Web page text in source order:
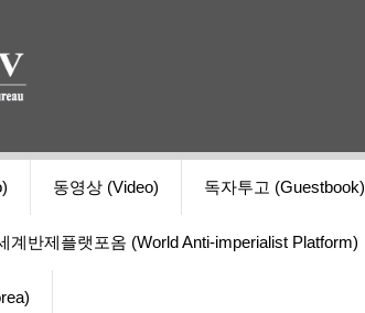
동영상 (Video) 독자투고 (Guestbook)
계반제플랫포옴 (World Anti-imperialist Platform)